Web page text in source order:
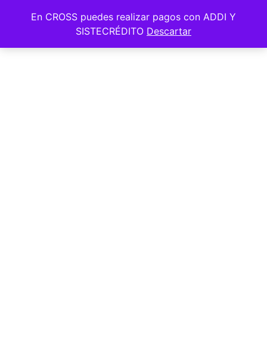
En CROSS puedes realizar pagos con ADDI Y
SISTECRÉDITO Descartar